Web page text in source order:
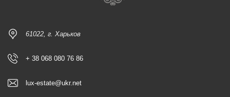
61022, г. Харьков
+ 38 068 080 76 86
lux-estate@ukr.net